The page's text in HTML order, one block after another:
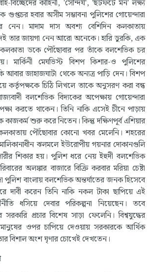
বিচ্ছেদের কাহিনী, 'সৌন্দর্য', 'ছটফটে মন' লক্ষ্য
গুপ্তচর হবার অসীম সম্ভাবনা পুলিশের গোয়েন্দারা
মাদাম দাস অবশ্য বেশিদিন কলকাতায়
তার জায়গা নেন আরো অনেকে। হারি ডুরকি, এক
কলকাতা ডকে পৌঁছোবার পর তাঁকে বলশেভিক চর
মার্কিনী মেঘভিস্ট বিশপ কিশার-ও পুলিশের
জাহাজঘাটা থেকে অন্যত্র পাড়ি দেন। বিশপ
কর্তৃপক্ষকে চিঠি লিখলে তাকে অনুসরণ করা বন্ধ
বলশেভিক বিদ্যকের অপেক্ষায় গোয়েন্দারা
করতে থাকেন। তিনি নাকি এসেই চীনে পাড়ায়
শুরু করে নিতেন। কিন্তু দক্ষিণপূর্ব এশিয়ার
পৌঁছোবার কোনো খবর মেলেনি। শহরের
ঝলমলে ইউরোপীয় গয়নার দোকানগুলি
শিকার হয়। পুলিশ ধরে নেয় ইহুদী বলশেভিক
অলঙ্কার বাজারে বিক্রি করবার মরিয়া চেষ্টা
পুলিশ বাংলায় বলশেভিক অন্তর্ঘাতের জনক হিসেবে
দাবী করেন তিনি নাকি নকল টাকা ছাপিয়ে এই
ধসিয়ে দেবার পরিকল্পনা নিয়েছেন। তবে
প্রচার বিশেষ সাড়া ফেলেনি। বিশ্বযুদ্ধের
ওপর চাপিয়ে দেওয়ায় সরকারকে আর্থিক
বিশাল অংশ ঘৃণার চোখেই দেখতেন।